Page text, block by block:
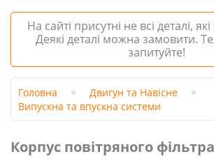
На сайті присутні не всі деталі,
Деякі деталі можна замовити.
запитуйте!
Головна
Двигун та Навісне
Випускна та впускна системи
Корпус повітряного